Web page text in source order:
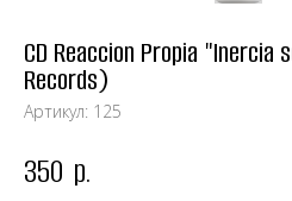
CD Reaccion Propia
Records)
Артикул: 125
350 р.